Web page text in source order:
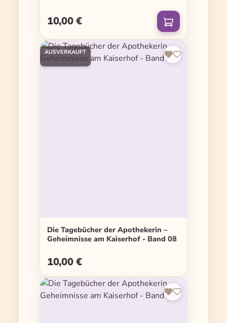
Regulärer Preis:
10,00 €
AUSVERKAUFT
Die Tagebücher der Apothekerin –
Geheimnisse am Kaiserhof - Band 08
Regulärer Preis:
10,00 €